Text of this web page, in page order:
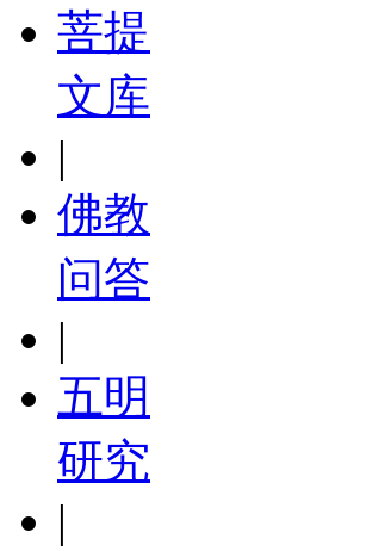
菩提
文库
|
佛教
问答
|
五明
研究
|